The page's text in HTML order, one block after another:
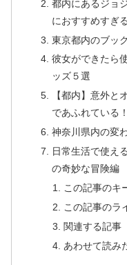
都内にあるジョ
におすすめすぎる
東京都内のブッ
彼女ができたら
ッズ５選
【都内】意外と
であふれている！
神奈川県内の変
日常生活で使え
の奇妙な冒険編
この記事のキ
この記事のラ
関連する記事
あわせて読み